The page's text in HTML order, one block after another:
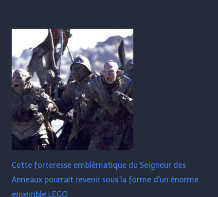
Cette forteresse emblématique du Seigneur des
Anneaux pourrait revenir sous la forme d'un énorme
ensemble LEGO